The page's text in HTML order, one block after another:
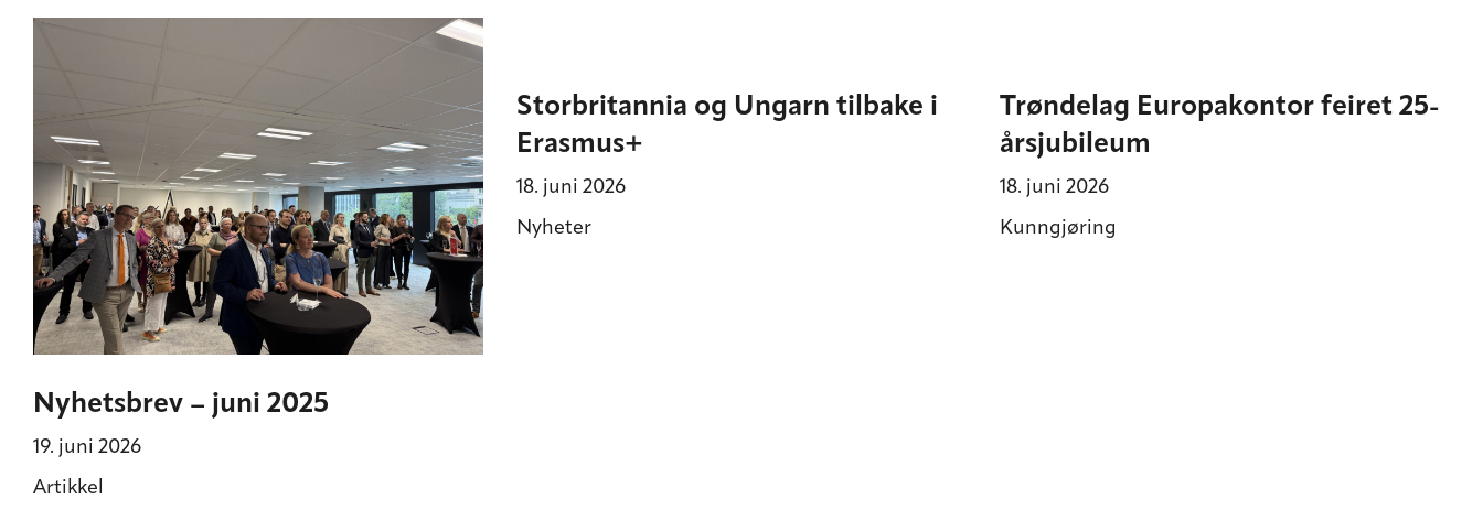
Nyhetsbrev – juni 2025
19. juni 2026
Artikkel
Storbritannia og Ungarn tilbake i
Erasmus+
18. juni 2026
Nyheter
Trøndelag Europakontor feiret 25-
årsjubileum
18. juni 2026
Kunngjøring